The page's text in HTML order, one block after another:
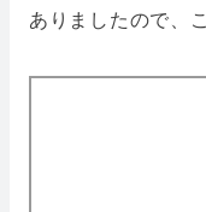
ありましたので、